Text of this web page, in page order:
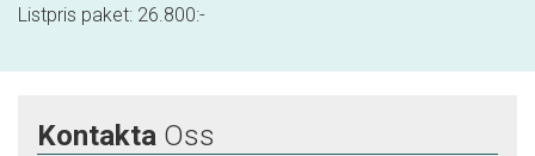
Listpris paket: 26.800:-
Kontakta Oss